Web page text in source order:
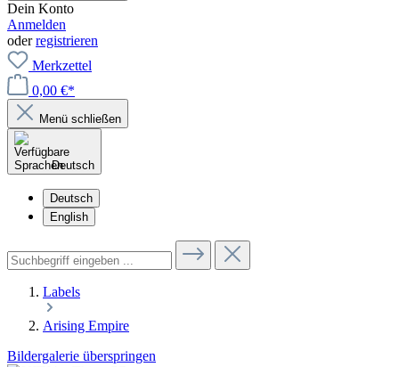
Dein Konto
Anmelden
oderregistrieren
Merkzettel
0,00 €*
Menü schließen
Deutsch
Deutsch
English
Labels
Arising Empire
Bildergalerie überspringen